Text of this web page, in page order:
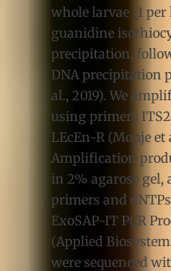
whole larvae (1
guanidine
precipitation,
DNA precipitation
al., 2019). We
using primers
LEcEn-R (Monje et
Amplification
in 2% agarose
primers and
ExoSAP-IT PCR
(Applied
were sequenced